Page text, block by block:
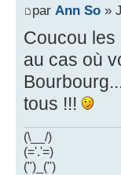
par Ann So »
Coucou les
au cas où
tous !!!
(\__/)
(='.'=)
(")_(")